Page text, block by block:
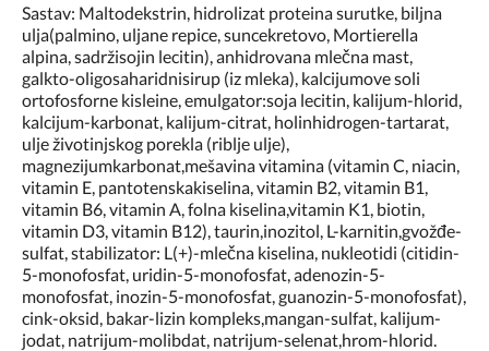
Sastav: Maltodekstrin, hidrolizat proteina surutke, biljna
ulja(palmino, uljane repice, suncekretovo, Mortierella
alpina, sadržisojin lecitin), anhidrovana mlečna mast,
galkto-oligosaharidnisirup (iz mleka), kalcijumove soli
ortofosforne kisleine, emulgator:soja lecitin, kalijum-hlorid,
kalcijum-karbonat, kalijum-citrat, holinhidrogen-tartarat,
ulje životinjskog porekla (riblje ulje),
magnezijumkarbonat,mešavina vitamina (vitamin C, niacin,
vitamin E, pantotenskakiselina, vitamin B2, vitamin B1,
vitamin B6, vitamin A, folna kiselina,vitamin K1, biotin,
vitamin D3, vitamin B12), taurin,inozitol, L-karnitin,gvožđe-
sulfat, stabilizator: L(+)-mlečna kiselina, nukleotidi (citidin-
5-monofosfat, uridin-5-monofosfat, adenozin-5-
monofosfat, inozin-5-monofosfat, guanozin-5-monofosfat),
cink-oksid, bakar-lizin kompleks,mangan-sulfat, kalijum-
jodat, natrijum-molibdat, natrijum-selenat,hrom-hlorid.